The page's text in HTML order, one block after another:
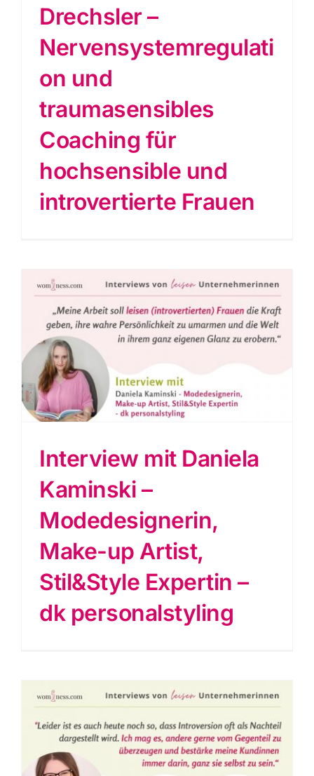
Drechsler –
Nervensystemregulati
on und
traumasensibles
Coaching für
hochsensible und
introvertierte Frauen
Interview mit Daniela
Kaminski –
Modedesignerin,
Make-up Artist,
Stil&Style Expertin –
dk personalstyling